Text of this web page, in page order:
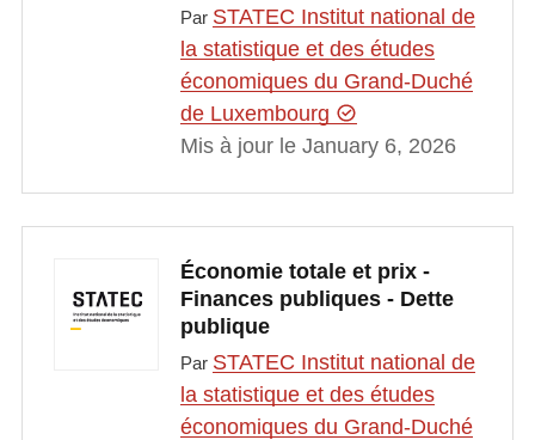
Par STATEC Institut national de
la statistique et des études
économiques du Grand-Duché
de Luxembourg
Mis à jour le January 6, 2026
Économie totale et prix -
Finances publiques - Dette
publique
Par STATEC Institut national de
la statistique et des études
économiques du Grand-Duché